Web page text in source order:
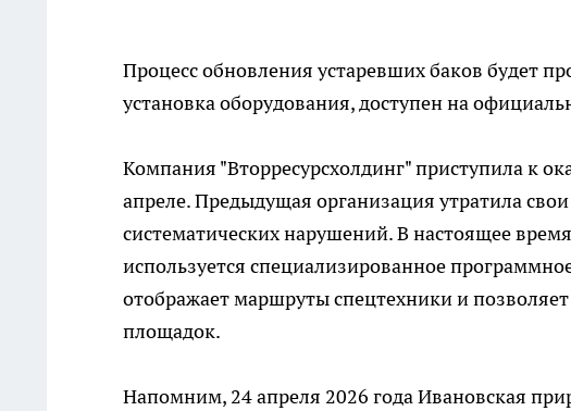
Процесс обновления устаревших баков будет
установка оборудования, доступен на
Компания "Вторресурсхолдинг" приступила к
апреле. Предыдущая организация утратила
систематических нарушений. В настоящее
используется специализированное
отображает маршруты спецтехники и
площадок.
Напомним, 24 апреля 2026 года Ивановская